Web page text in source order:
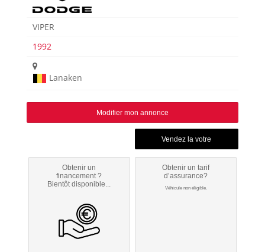
VIPER
1992
Lanaken
Modifier mon annonce
Obtenir un
financement ?
Bientôt disponible...
Obtenir un tarif
d’assurance?
Véhicule non éligible.